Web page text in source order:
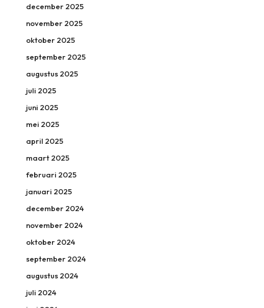
december 2025
november 2025
oktober 2025
september 2025
augustus 2025
juli 2025
juni 2025
mei 2025
april 2025
maart 2025
februari 2025
januari 2025
december 2024
november 2024
oktober 2024
september 2024
augustus 2024
juli 2024